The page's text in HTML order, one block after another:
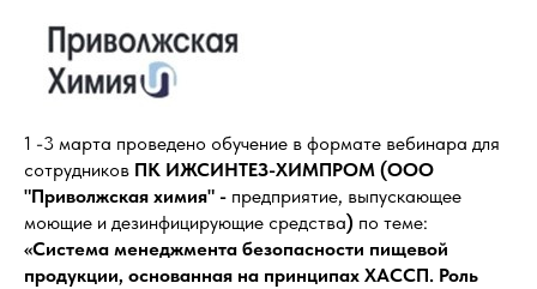
1 -3 марта проведено обучение в формате вебинара для
сотрудников ПК ИЖСИНТЕЗ-ХИМПРОМ (ООО
"Приволжская химия" - предприятие, выпускающее
моющие и дезинфицирующие средства) по теме:
«Система менеджмента безопасности пищевой
продукции, основанная на принципах ХАССП. Роль